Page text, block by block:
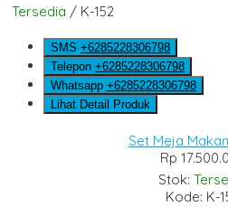
Tersedia / K-152
SMS +6285228306798
Telepon +6285228306798
Whatsapp +6285228306798
Lihat Detail Produk
Set Meja
Rp
Stok:
Kode: K-